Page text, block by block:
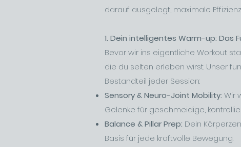
darauf ausgelegt, maximale
1. Dein intelligentes Warm-up: Das
Bevor wir ins eigentliche Workout
die du selten erleben wirst. Unser
Bestandteil jeder Session:
Sensory & Neuro-Joint Mobility: Wir
Gelenke für geschmeidige,
Balance & Pillar Prep: Dein
Basis für jede kraftvolle Bewegung.